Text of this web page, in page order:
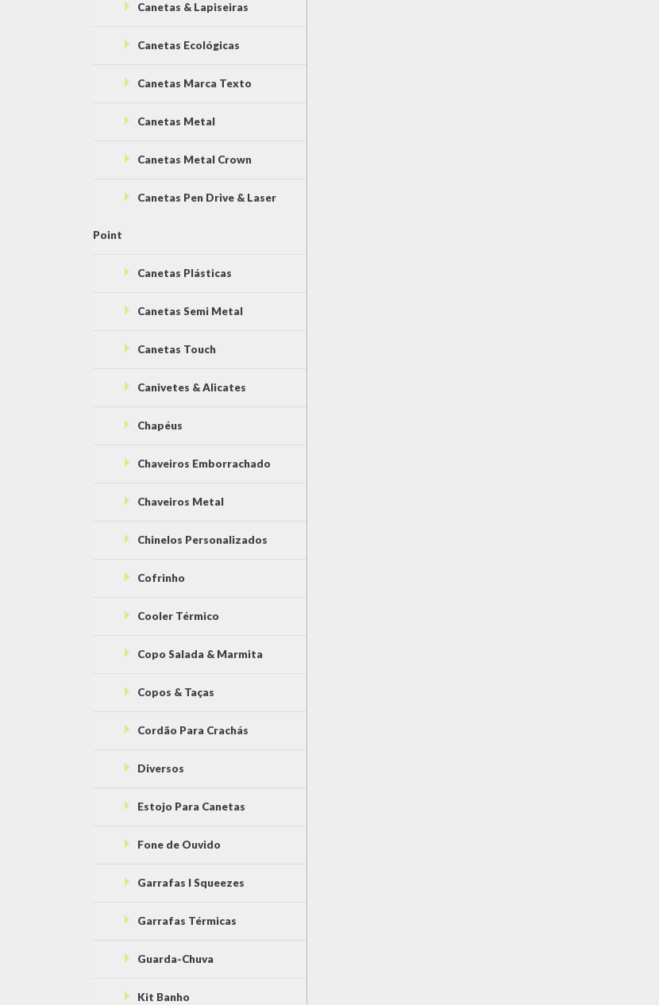
Canetas & Lapiseiras
Canetas Ecológicas
Canetas Marca Texto
Canetas Metal
Canetas Metal Crown
Canetas Pen Drive & Laser
Point
Canetas Plásticas
Canetas Semi Metal
Canetas Touch
Canivetes & Alicates
Chapéus
Chaveiros Emborrachado
Chaveiros Metal
Chinelos Personalizados
Cofrinho
Cooler Térmico
Copo Salada & Marmita
Copos & Taças
Cordão Para Crachás
Diversos
Estojo Para Canetas
Fone de Ouvido
Garrafas l Squeezes
Garrafas Térmicas
Guarda-Chuva
Kit Banho